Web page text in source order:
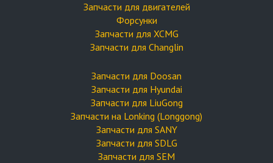
Запчасти для двигателей
Форсунки
Запчасти для XCMG
Запчасти для Changlin
Запчасти для Doosan
Запчасти для Hyundai
Запчасти для LiuGong
Запчасти на Lonking (Longgong)
Запчасти для SANY
Запчасти для SDLG
Запчасти для SEM